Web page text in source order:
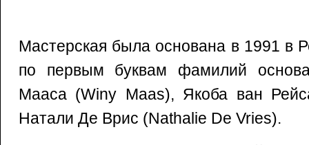
Мастерская была основана в 1991 в
по первым буквам фамилий
Мааса (Winy Maas), Якоба ван
Натали Де Врис (Nathalie De Vries).